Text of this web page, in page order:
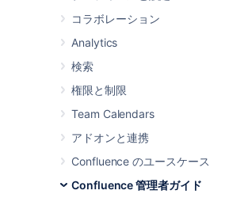
コラボレーション
Analytics
検索
権限と制限
Team Calendars
アドオンと連携
Confluence のユースケース
Confluence 管理者ガイド
アプリ監視によって、インスタンスに
リの動作内容をより深く把握できます
特定のアプリに関する問題をトラブル
ングしたり、アプリが全体的なパフォ
安定性の低下の一因になっているかど
したりする際に役立ちます。
監視をセットアップす
APM を Confluence に接続するには
に従う必要があります。